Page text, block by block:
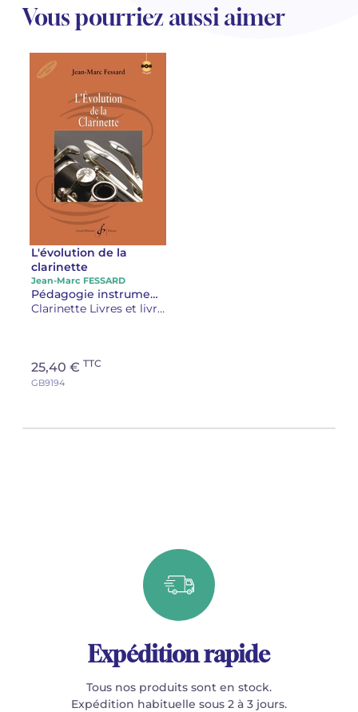
Vous pourriez aussi aimer
L'évolution de la
clarinette
Jean-Marc FESSARD
Pédagogie instrumentale clarinette Livres sur la musique
Clarinette Livres et livrets
25,40 € TTC
GB9194
Expédition rapide
Tous nos produits sont en stock.
Expédition habituelle sous 2 à 3 jours.